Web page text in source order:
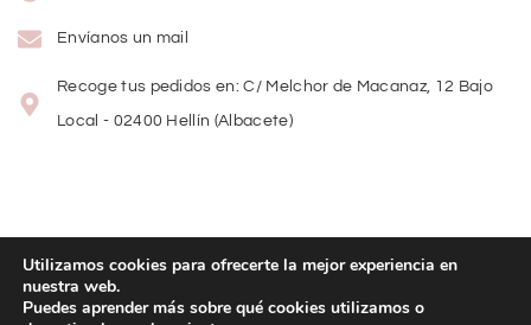
Envíanos un mail
Recoge tus pedidos en: C/ Melchor de Macanaz, 12 Bajo
Local - 02400 Hellín (Albacete)
Copyright© 2026Lolitas Moda
Utilizamos cookies para ofrecerte la mejor experiencia en
nuestra web.
Puedes aprender más sobre qué cookies utilizamos o